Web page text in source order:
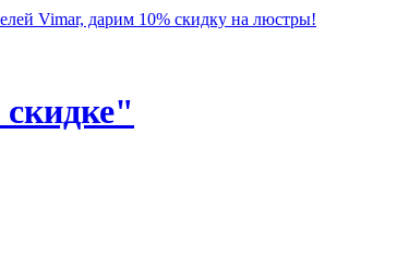
Vimar, дарим 10% скидку на люстры!